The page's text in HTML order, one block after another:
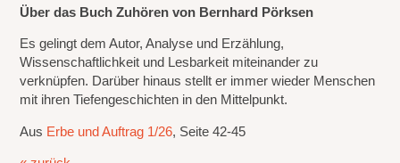
Über das Buch Zuhören von Bernhard Pörksen
Es gelingt dem Autor, Analyse und Erzählung,
Wissenschaftlichkeit und Lesbarkeit miteinander zu
verknüpfen. Darüber hinaus stellt er immer wieder Menschen
mit ihren Tiefengeschichten in den Mittelpunkt.
Aus Erbe und Auftrag 1/26, Seite 42-45